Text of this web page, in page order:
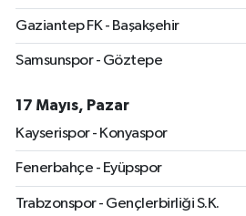
Gaziantep FK - Başakşehir
Samsunspor - Göztepe
17 Mayıs, Pazar
Kayserispor - Konyaspor
Fenerbahçe - Eyüpspor
Trabzonspor - Gençlerbirliği S.K.